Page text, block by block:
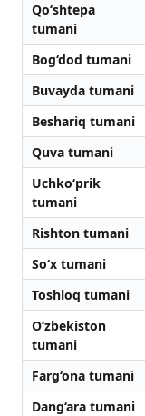
Qo‘shtepa
tumani
Bog‘dod tumani
Buvayda tumani
Beshariq tumani
Quva tumani
Uchko‘prik
tumani
Rishton tumani
So‘x tumani
Toshloq tumani
O‘zbekiston
tumani
Farg‘ona tumani
Dang‘ara tumani